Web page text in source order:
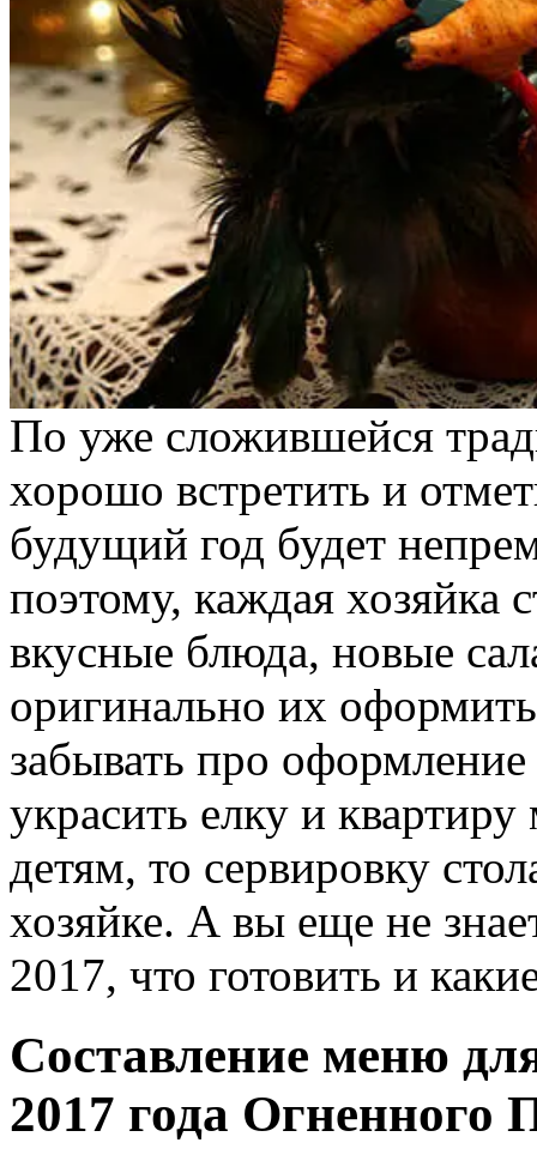
По уже сложившейся
хорошо встретить и
будущий год будет
поэтому, каждая хозяйка
вкусные блюда, новые
оригинально их
забывать про
украсить елку и
детям, то сервировку
хозяйке. А вы еще не
2017, что готовить и
Составление меню
2017 года Огненного